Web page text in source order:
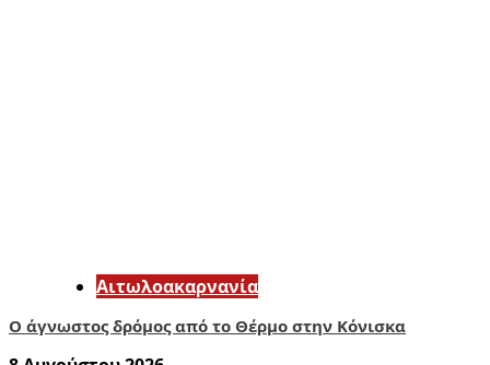
Αιτωλοακαρνανία
Ο άγνωστος δρόμος από το Θέρμο στην Κόνισκα